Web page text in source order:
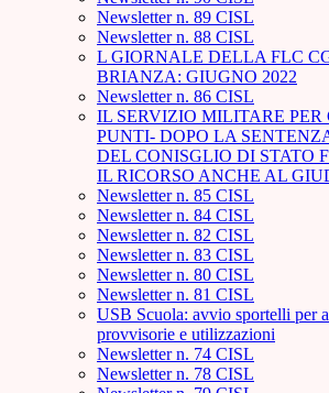
Newsletter n. 89 CISL
Newsletter n. 88 CISL
L GIORNALE DELLA FLC
BRIANZA: GIUGNO 2022
Newsletter n. 86 CISL
IL SERVIZIO MILITARE PER
PUNTI- DOPO LA
DEL CONISGLIO DI STATO
IL RICORSO ANCHE AL
Newsletter n. 85 CISL
Newsletter n. 84 CISL
Newsletter n. 82 CISL
Newsletter n. 83 CISL
Newsletter n. 80 CISL
Newsletter n. 81 CISL
USB Scuola: avvio sportelli per
provvisorie e utilizzazioni
Newsletter n. 74 CISL
Newsletter n. 78 CISL